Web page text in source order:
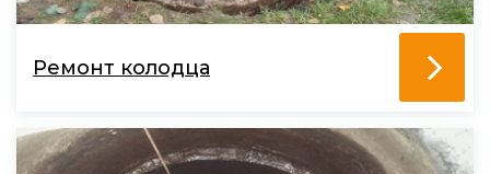
Ремонт колодца